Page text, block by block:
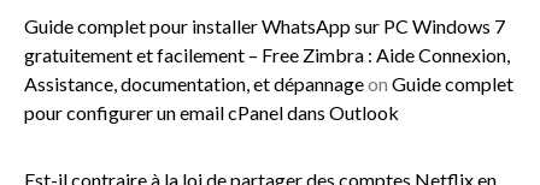
Guide complet pour installer WhatsApp sur PC Windows 7
gratuitement et facilement – Free Zimbra : Aide Connexion,
Assistance, documentation, et dépannageon Guide complet
pour configurer un email cPanel dans Outlook
Est-il contraire à la loi de partager des comptes Netflix en